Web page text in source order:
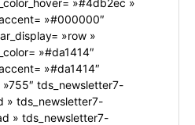
»#4db2ec »
»#000000″
»row »
»#da1414″
»#da1414″
tds_newsletter7-
» tds_newsletter7-
» tds_newsletter7-